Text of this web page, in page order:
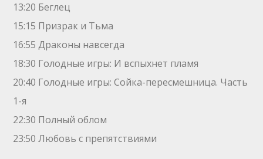
13:20 Беглец
15:15 Призрак и Тьма
16:55 Драконы навсегда
18:30 Голодные игры: И вспыхнет пламя
20:40 Голодные игры: Сойка-пересмешница. Часть
1-я
22:30 Полный облом
23:50 Любовь с препятствиями